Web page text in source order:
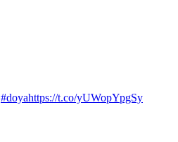
#doyahttps://t.co/yUWopYpgSy